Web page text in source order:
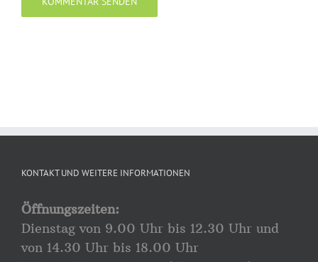
KONTAKT UND WEITERE INFORMATIONEN
Öffnungszeiten:
Dienstag von 9.00 Uhr bis 12.30 Uhr und
von 14.30 Uhr bis 18.00 Uhr